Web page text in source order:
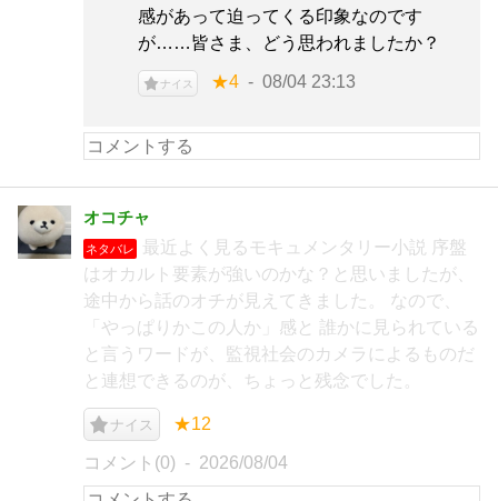
感があって迫ってくる印象なのです
が……皆さま、どう思われましたか？
ナイス ★4 08/04 23:13
オコチャ
ネタバレ
最近よく見るモキュメンタリー小説 序盤
はオカルト要素が強いのかな？と思いましたが、
途中から話のオチが見えてきました。 なので、
「やっぱりかこの人か」感と 誰かに見られている
と言うワードが、監視社会のカメラによるものだ
と連想できるのが、ちょっと残念でした。
ナイス ★12
コメント(0) 2026/08/04